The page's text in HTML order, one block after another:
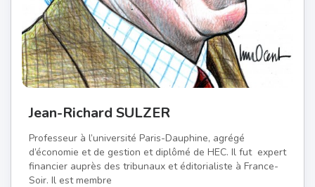
Jean-Richard SULZER
Professeur à l’université Paris-Dauphine, agrégé
d’économie et de gestion et diplômé de HEC. Il fut expert
financier auprès des tribunaux et éditorialiste à France-
Soir. Il est membre